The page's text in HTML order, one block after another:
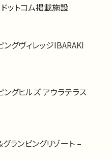
ットコム掲載施設
ングヴィレッジIBARAKI
ングヒルズ アウラテラス
グランピングリゾート –